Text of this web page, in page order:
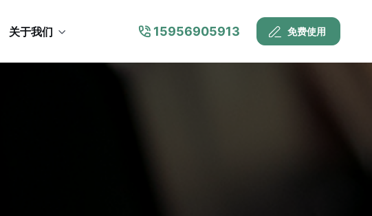
15956905913 免费使用
关于我们